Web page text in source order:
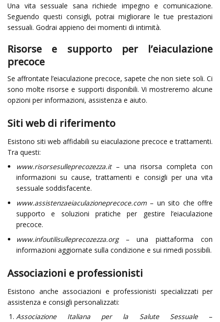
Una vita sessuale sana richiede impegno e comunicazione.
Seguendo questi consigli, potrai migliorare le tue prestazioni
sessuali. Godrai appieno dei momenti di intimità.
Risorse e supporto per l’eiaculazione
precoce
Se affrontate l’eiaculazione precoce, sapete che non siete soli. Ci
sono molte risorse e supporti disponibili. Vi mostreremo alcune
opzioni per informazioni, assistenza e aiuto.
Siti web di riferimento
Esistono siti web affidabili su eiaculazione precoce e trattamenti.
Tra questi:
www.risorsesulleprecozezza.it– una risorsa completa con
informazioni su cause, trattamenti e consigli per una vita
sessuale soddisfacente.
www.assistenzaeiaculazioneprecoce.com– un sito che offre
supporto e soluzioni pratiche per gestire l’eiaculazione
precoce.
www.infoutilisulleprecozezza.org– una piattaforma con
informazioni aggiornate sulla condizione e sui rimedi possibili.
Associazioni e professionisti
Esistono anche associazioni e professionisti specializzati per
assistenza e consigli personalizzati:
Associazione Italiana per la Salute Sessuale–